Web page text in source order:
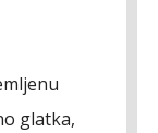
glatka,